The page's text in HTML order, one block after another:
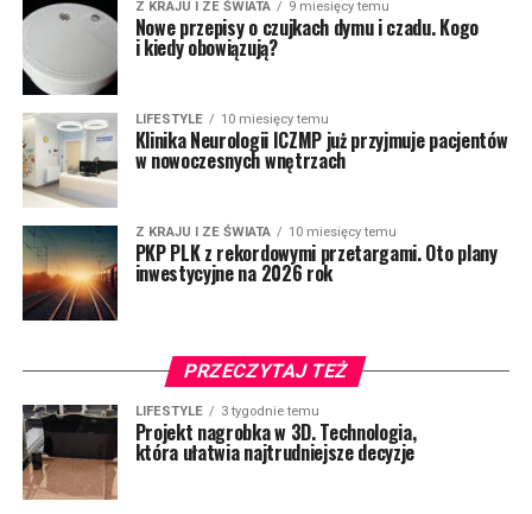
Z KRAJU I ZE ŚWIATA 9 miesięcy temu
Nowe przepisy o czujkach dymu i czadu. Kogo
i kiedy obowiązują?
LIFESTYLE 10 miesięcy temu
Klinika Neurologii ICZMP już przyjmuje pacjentów
w nowoczesnych wnętrzach
Z KRAJU I ZE ŚWIATA 10 miesięcy temu
PKP PLK z rekordowymi przetargami. Oto plany
inwestycyjne na 2026 rok
PRZECZYTAJ TEŻ
LIFESTYLE 3 tygodnie temu
Projekt nagrobka w 3D. Technologia,
która ułatwia najtrudniejsze decyzje